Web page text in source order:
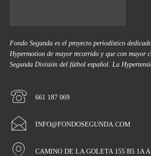
Fondo Segunda es el proyecto periodístico
Hypermotion de mayor recorrido y que con mayor
Segunda División del fútbol español. La
661 187 069
INFO@FONDOSEGUNDA.COM
CAMINO DE LA GOLETA 155 B5 1A